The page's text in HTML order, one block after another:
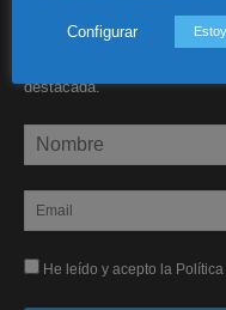
SUSCRÍBETE A DIARIO
destacada.
He leído y acepto la
Configurar